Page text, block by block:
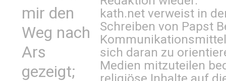
mir den
Weg nach
Ars
gezeigt;
kath.net verweist in
Schreiben von Papst
sich daran zu
Medien mitzuteilen